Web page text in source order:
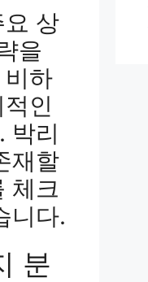
상
을
하
인
박리
재할
체크
니다.
분